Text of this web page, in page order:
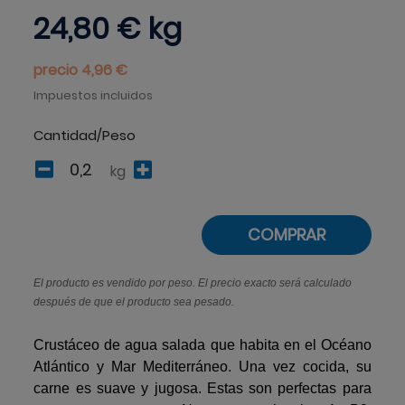
24,80 € kg
precio 4,96 €
Impuestos incluidos
Cantidad/Peso
kg
COMPRAR
El producto es vendido por peso. El precio exacto será calculado
después de que el producto sea pesado.
Crustáceo de agua salada que habita en el Océano
Atlántico y Mar Mediterráneo. Una vez cocida, su
carne es suave y jugosa. Estas son perfectas para